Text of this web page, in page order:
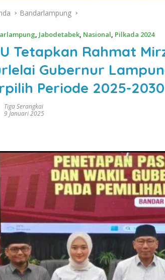
Bandarlampung
, Jabodetabek, Nasional, Pilkada 2024
Tetapkan Rahmat
Gubernur
Periode 2025-2030
Tiga Serangkai
9 Januari 2025